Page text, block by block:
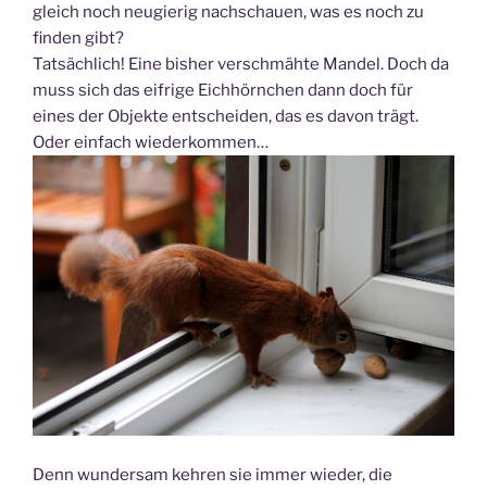
gleich noch neugierig nachschauen, was es noch zu
finden gibt?
Tatsächlich! Eine bisher verschmähte Mandel. Doch da
muss sich das eifrige Eichhörnchen dann doch für
eines der Objekte entscheiden, das es davon trägt.
Oder einfach wiederkommen…
Denn wundersam kehren sie immer wieder, die